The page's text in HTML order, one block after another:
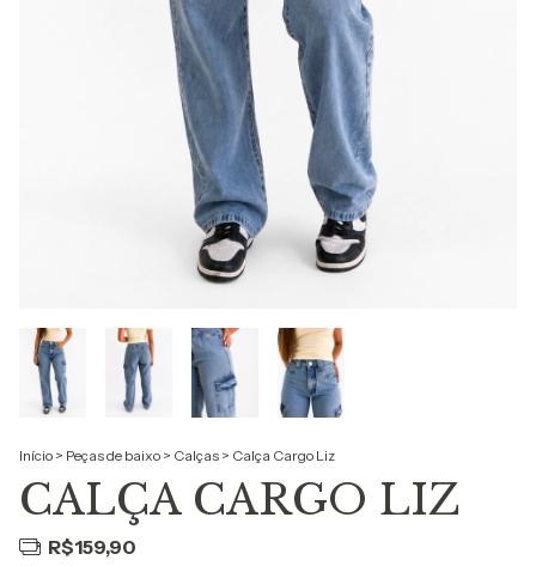
Início > Peças de baixo > Calças > Calça Cargo Liz
CALÇA CARGO LIZ
R$159,90